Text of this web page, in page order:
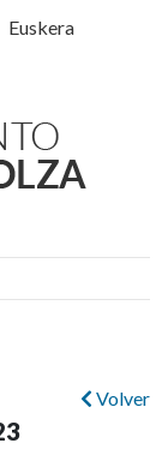
Euskera
Volver